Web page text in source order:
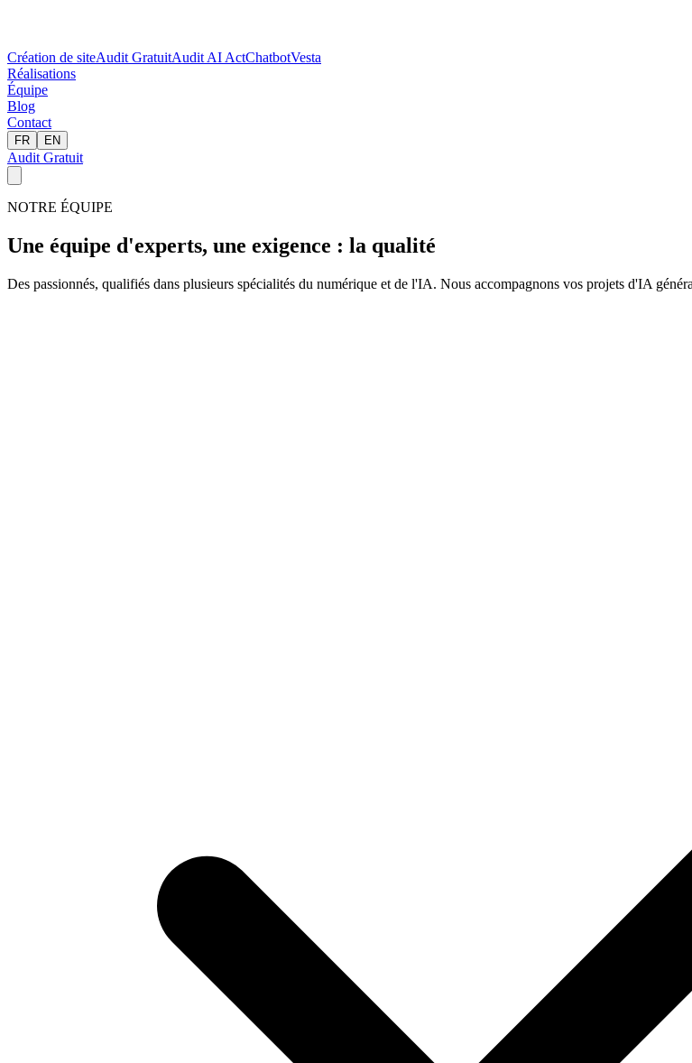
Création de siteAudit GratuitAudit AI ActChatbotVesta
Réalisations
Équipe
Blog
Contact
FR EN
Audit Gratuit
NOTRE ÉQUIPE
Une équipe d'experts, une exigence : la qualité
Des passionnés, qualifiés dans plusieurs spécialités du numérique et de l'IA. Nous accompagnons vos projets d'IA